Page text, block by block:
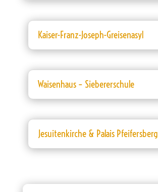
Kaiser-Franz-Joseph-Greisenasyl
Waisenhaus – Siebererschule
Jesuitenkirche & Palais Pfeifersberg